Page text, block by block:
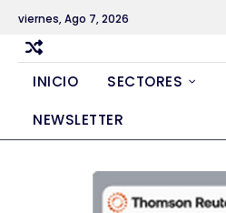
Skip
content
viernes, Ago 7, 2026
INICIO SECTORES
NEWSLETTER